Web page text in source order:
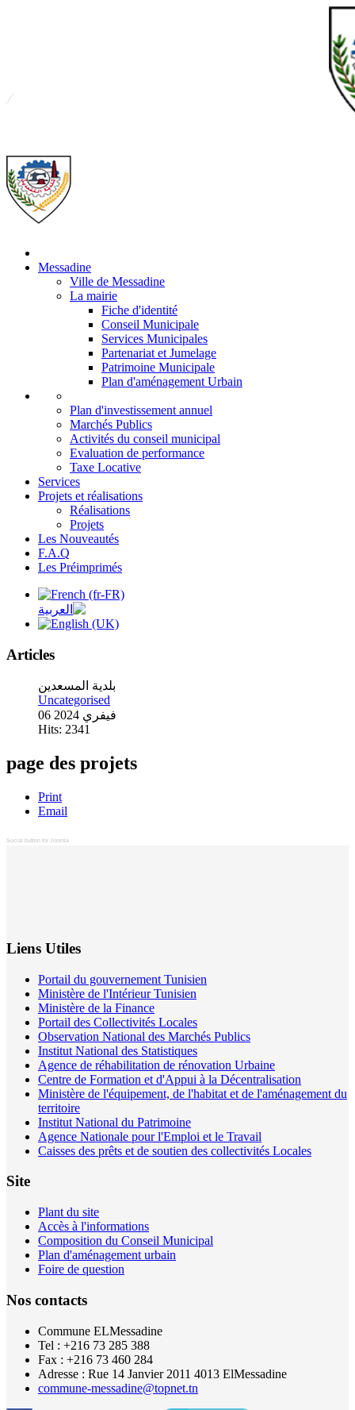
Messadine
Ville de Messadine
La mairie
Fiche d'identité
Conseil Municipale
Services Municipales
Partenariat et Jumelage
Patrimoine Municipale
Plan d'aménagement Urbain
Plan d'investissement annuel
Marchés Publics
Activités du conseil municipal
Evaluation de performance
Taxe Locative
Services
Projets et réalisations
Réalisations
Projets
Les Nouveautés
F.A.Q
Les Préimprimés
Articles
بلدية المسعدين
Uncategorised
06 فيفري 2024
Hits: 2341
page des projets
Print
Email
Social button for Joomla
Liens Utiles
Portail du gouvernement Tunisien
Ministère de l'Intérieur Tunisien
Ministère de la Finance
Portail des Collectivités Locales
Observation National des Marchés Publics
Institut National des Statistiques
Agence de réhabilitation de rénovation Urbaine
Centre de Formation et d'Appui à la Décentralisation
Ministère de l'équipement, de l'habitat et de l'aménagement du
territoire
Institut National du Patrimoine
Agence Nationale pour l'Emploi et le Travail
Caisses des prêts et de soutien des collectivités Locales
Site
Plant du site
Accès à l'informations
Composition du Conseil Municipal
Plan d'aménagement urbain
Foire de question
Nos contacts
Commune ELMessadine
Tel : +216 73 285 388
Fax : +216 73 460 284
Adresse : Rue 14 Janvier 2011 4013 ElMessadine
commune-messadine@topnet.tn